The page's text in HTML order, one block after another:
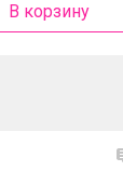
В корзину